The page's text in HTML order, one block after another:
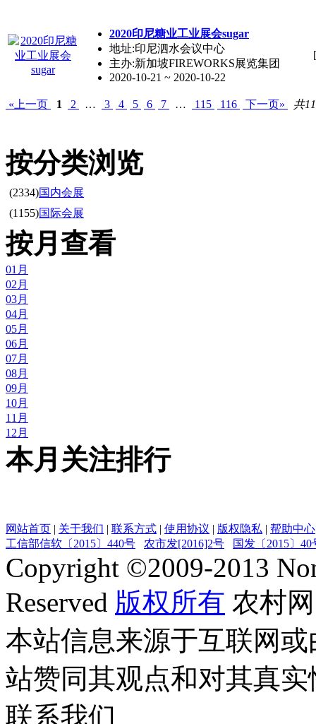
2020印尼糖业工业展会sugar
地址:印尼泗水会议中心
主办:新加坡FIREWORKS展览集团
2020-10-21 ~ 2020-10-22
«上一页 1 2 … 3 4 5 6 7 … 115 116 下一页» 共
按分类浏览
(2334)国内会展
(1155)国际会展
按月查看
01月
02月
03月
04月
05月
06月
07月
08月
09月
10月
11月
12月
本月关注排行
网站首页 | 关于我们 | 联系方式 | 使用协议 | 版权隐私 | 帮助中心
工信部信软〔2015〕440号
农市发[2016]2号 国发〔2015〕40
Copyright ©2009-2013
Reserved 版权所有 农村网
本站信息来源于互联网
站赞同其观点和对其真
联系我们